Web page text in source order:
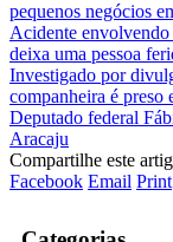
pequenos negócios
Acidente
deixa uma pessoa
Investigado por
companheira é preso
Deputado federal
Aracaju
Compartilhe este
Facebook Email Print